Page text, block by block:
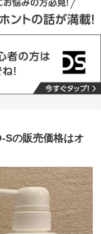
Sの販売価格はオ